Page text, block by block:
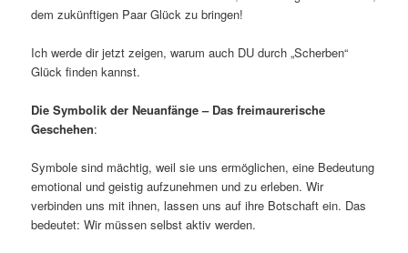
dem zukünftigen Paar Glück zu bringen!
Ich werde dir jetzt zeigen, warum auch DU durch „Scherben“
Glück finden kannst.
Die Symbolik der Neuanfänge – Das freimaurerische
Geschehen:
Symbole sind mächtig, weil sie uns ermöglichen, eine Bedeutung
emotional und geistig aufzunehmen und zu erleben. Wir
verbinden uns mit ihnen, lassen uns auf ihre Botschaft ein. Das
bedeutet: Wir müssen selbst aktiv werden.